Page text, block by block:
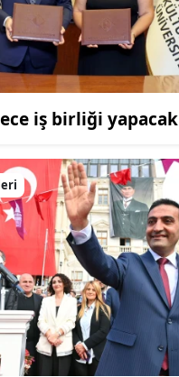
iş birliği yapacak